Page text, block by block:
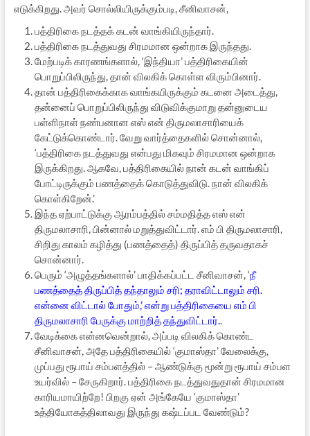
எடுக்கிறது. அவர் சொல்லியிருக்கும்படி, சீனிவாசன்,
பத்திரிகை நடத்தக் கடன் வாங்கியிருந்தார்.
பத்திரிகை நடத்துவது சிரமமான ஒன்றாக இருந்தது.
மேற்படிக் காரணங்களால், ‘இந்தியா’ பத்திரிகையின்
பொறுப்பிலிருந்து, தான் விலகிக் கொள்ள விரும்பினார்.
தான் பத்திரிகைக்காக வாங்கயிருக்கும் கடனை அடைத்து,
தன்னைப் பொறுப்பிலிருந்து விடுவிக்குமாறு தன்னுடைய
பள்ளிநாள் நண்பனான எஸ் என் திருமலாசாரியைக்
கேட்டுக்கொண்டார். வேறு வார்த்தைகளில் சொன்னால்,
‘பத்திரிகை நடத்துவது என்பது மிகவும் சிரமமான ஒன்றாக
இருக்கிறது. ஆகவே, பத்திரிகையில் நான் கடன் வாங்கிப்
போட்டிருக்கும் பணத்தைக் கொடுத்துவிடு. நான் விலகிக்
கொள்கிறேன்.’
இந்த ஏற்பாட்டுக்கு ஆரம்பத்தில் சம்மதித்த எஸ் என்
திருமலாசாரி, பின்னால் மறுத்துவிட்டார். எம் பி திருமலாசாரி,
சிறிது காலம் கழித்து (பணத்தைத்) திருப்பித் தருவதாகச்
சொன்னார்.
பெரும் ‘அழுத்தங்களால்’ பாதிக்கப்பட்ட சீனிவாசன், ‘நீ
பணத்தைத் திருப்பித் தந்தாலும் சரி; தராவிட்டாலும் சரி.
என்னை விட்டால் போதும்,’ என்று பத்திரிகையை எம் பி
திருமலாசாரி பேருக்கு மாற்றித் தந்துவிட்டார்..
வேடிக்கை என்னவென்றால், அப்படி விலகிக் கொண்ட
சீனிவாசன், அதே பத்திரிகையில் ‘குமாஸ்தா’ வேலைக்கு,
முப்பது ரூபாய் சம்பளத்தில் – ஆண்டுக்கு மூன்று ரூபாய் சம்பள
உயர்வில் – சேருகிறார். பத்திரிகை நடத்துவதுதான் சிரமமான
காரியமாயிற்றே! பிறகு ஏன் அங்கேயே ‘குமாஸ்தா’
உத்தியோகத்திலாவது இருந்து கஷ்டப்பட வேண்டும்?